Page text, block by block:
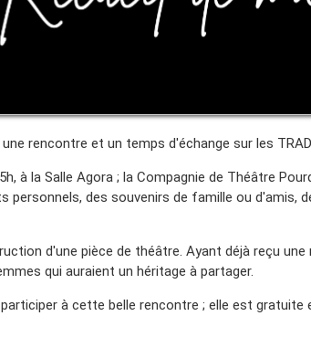
rencontre et un temps d'échange sur les
à la Salle Agora ; la Compagnie de Théâtre
des souvenirs de famille ou d'amis,
d'une pièce de théâtre. Ayant déjà reçu
qui auraient un héritage à partager.
à cette belle rencontre ; elle est gratuite